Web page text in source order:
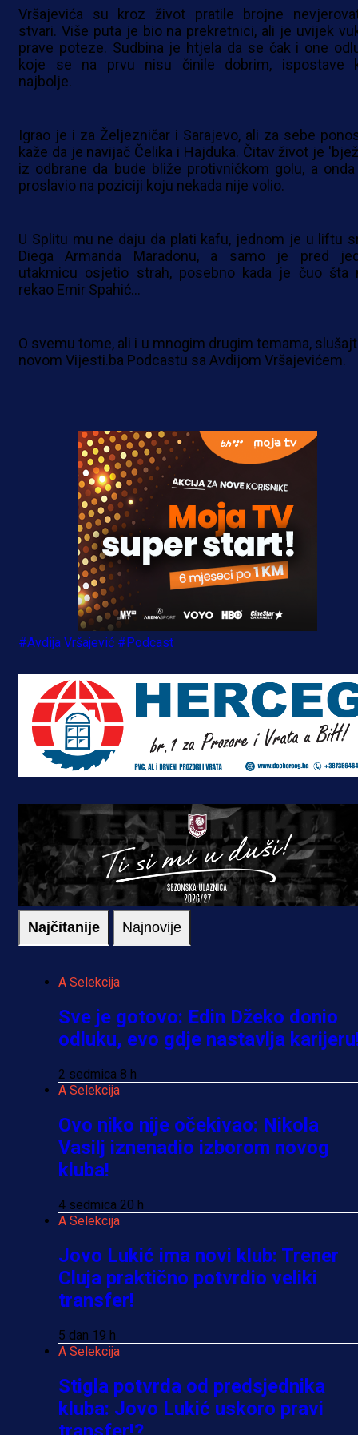
Vršajevića su kroz život pratile brojne
stvari. Više puta je bio na prekretnici, ali je uvijek
prave poteze. Sudbina je htjela da se čak i one
koje se na prvu nisu činile dobrim, ispostave
najbolje.
Igrao je i za Željezničar i Sarajevo, ali za sebe
kaže da je navijač Čelika i Hajduka. Čitav život je
iz odbrane da bude bliže protivničkom golu, a
proslavio na poziciji koju nekada nije volio.
U Splitu mu ne daju da plati kafu, jednom je u liftu
Diega Armanda Maradonu, a samo je pred
utakmicu osjetio strah, posebno kada je čuo šta
rekao Emir Spahić...
O svemu tome, ali i u mnogim drugim temama,
novom Vijesti.ba Podcastu sa Avdijom Vršajevićem.
#Avdija Vršajević #Podcast
Najčitanije Najnovije
A Selekcija
Sve je gotovo: Edin Džeko donio
odluku, evo gdje nastavlja
2 sedmica 8 h
A Selekcija
Ovo niko nije očekivao: Nikola
Vasilj iznenadio izborom novog
kluba!
4 sedmica 20 h
A Selekcija
Jovo Lukić ima novi klub: Trener
Cluja praktično potvrdio veliki
transfer!
5 dan 19 h
A Selekcija
Stigla potvrda od predsjednika
kluba: Jovo Lukić uskoro pravi